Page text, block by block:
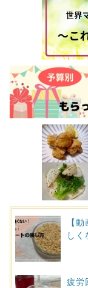
【
しく
疲労